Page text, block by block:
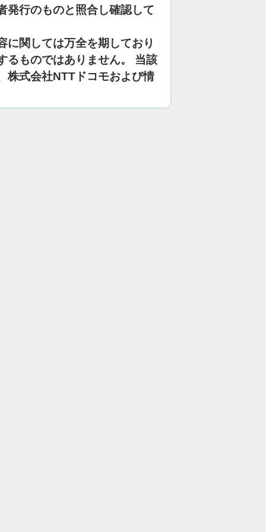
発行のものと照合し確認して
に関しては万全を期しており
るものではありません。 当該
株式会社NTTドコモおよび情